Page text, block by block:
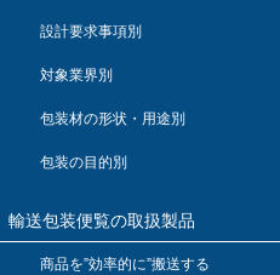
設計要求事項別
対象業界別
包装材の形状・用途別
包装の目的別
輸送包装便覧の取扱製品
商品を”効率的に”搬送する